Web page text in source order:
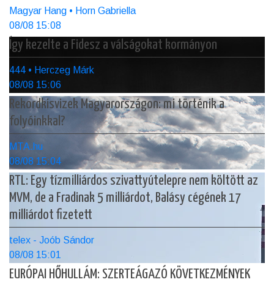
Magyar Hang • Horn Gabriella
08/08 15:08
Így kezelte a Fidesz a válságokat kormányon
444 • Herczeg Márk
08/08 15:06
Rekordkisvizek Magyarországon: mi történik a
folyóinkkal?
MTA.hu
08/08 15:04
RTL: Egy tízmilliárdos szivattyútelepre nem költött az
MVM, de a Fradinak 5 milliárdot, Balásy cégének 17
milliárdot fizetett
telex - Joób Sándor
08/08 15:01
EURÓPAI HŐHULLÁM: SZERTEÁGAZÓ KÖVETKEZMÉNYEK